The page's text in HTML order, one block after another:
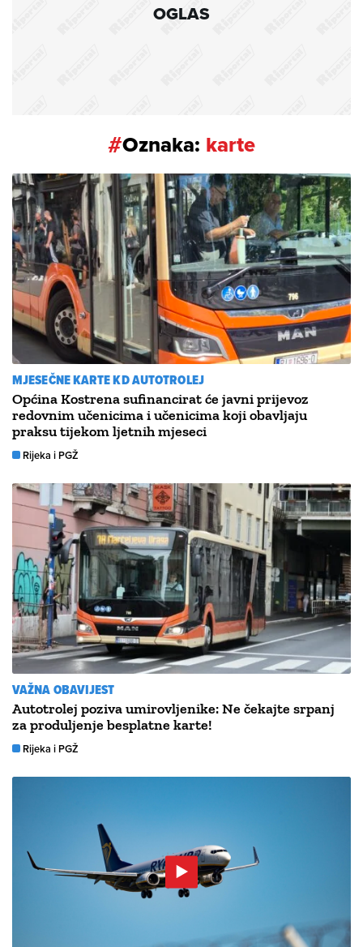
OGLAS
#Oznaka: karte
MJESEČNE KARTE KD AUTOTROLEJ
Općina Kostrena sufinancirat će javni prijevoz
redovnim učenicima i učenicima koji obavljaju
praksu tijekom ljetnih mjeseci
Rijeka i PGŽ
VAŽNA OBAVIJEST
Autotrolej poziva umirovljenike: Ne čekajte srpanj
za produljenje besplatne karte!
Rijeka i PGŽ